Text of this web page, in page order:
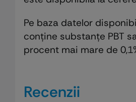
Pe baza datelor
conține substanțe PBT
procent mai mare de
Recenzii